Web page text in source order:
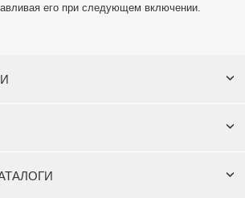
его при следующем включении.